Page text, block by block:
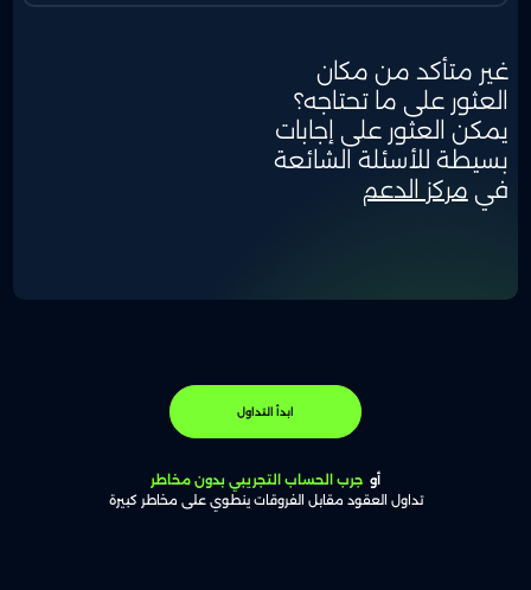
غير متأكد من مكان
العثور على ما تحتاجه؟
يمكن العثور على إجابات
بسيطة للأسئلة الشائعة
في مركز الدعم
ابدأ التداول
أو جرب الحساب التجريبي بدون مخاطر
تداول العقود مقابل الفروقات ينطوي على مخاطر كبيرة